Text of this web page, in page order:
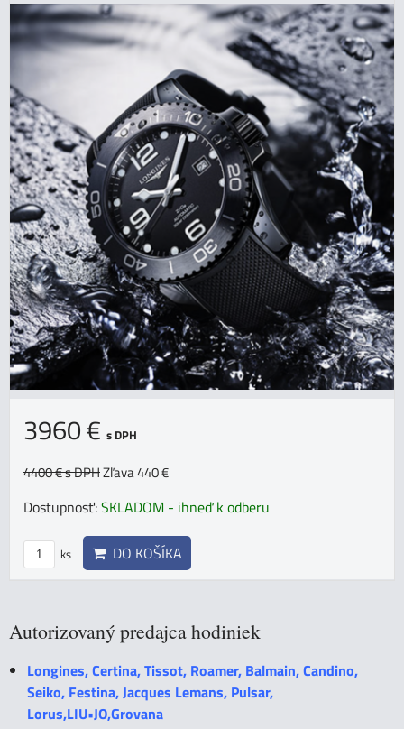
3960 € s DPH
4400 €s DPHZľava 440 €
Dostupnosť:SKLADOM - ihneď k odberu
ks DO KOŠÍKA
Autorizovaný predajca hodiniek
Longines, Certina, Tissot, Roamer, Balmain, Candino,
Seiko, Festina, Jacques Lemans, Pulsar,
Lorus,LIU•JO,Grovana